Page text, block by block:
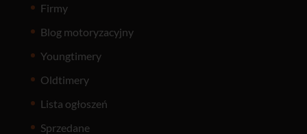
Firmy
Blog motoryzacyjny
Youngtimery
Oldtimery
Lista ogłoszeń
Sprzedane